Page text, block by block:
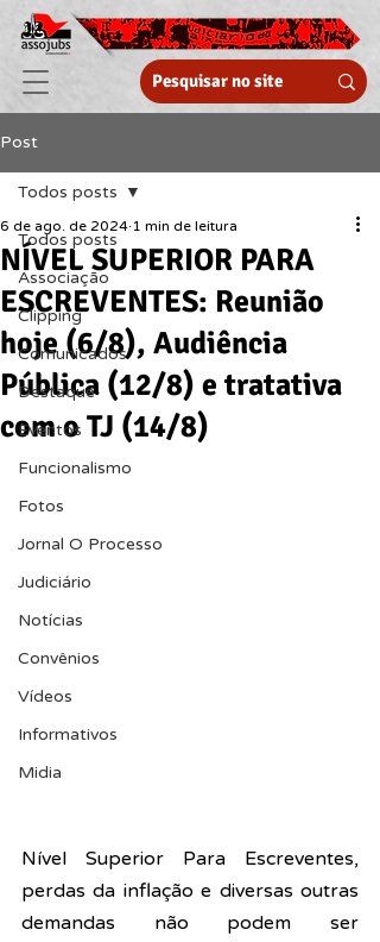
Post
Todos posts
Associação
Clipping
Comunicados
Destaque
Eventos
Funcionalismo
Fotos
Jornal O Processo
Judiciário
Notícias
Convênios
Vídeos
Informativos
Midia
Todos posts
NÍVEL SUPERIOR PARA
ESCREVENTES: Reunião
hoje (6/8), Audiência
Pública (12/8) e tratativa
com o TJ (14/8)
6 de ago. de 2024 1 min de leitura
Nível Superior Para Escreventes,
perdas da inflação e diversas outras
demandas não podem ser